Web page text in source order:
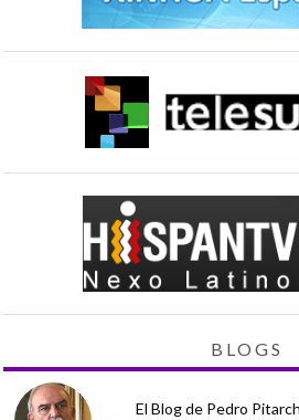
BLOGS
El Blog de Pedro Pitarch